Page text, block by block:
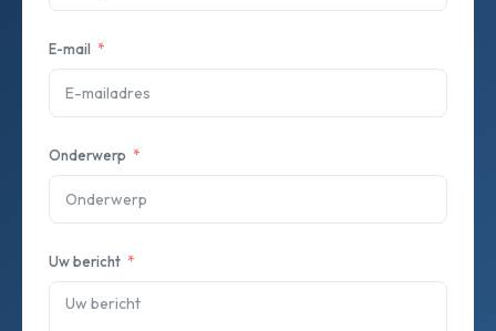
E-mail
Onderwerp
Uw bericht